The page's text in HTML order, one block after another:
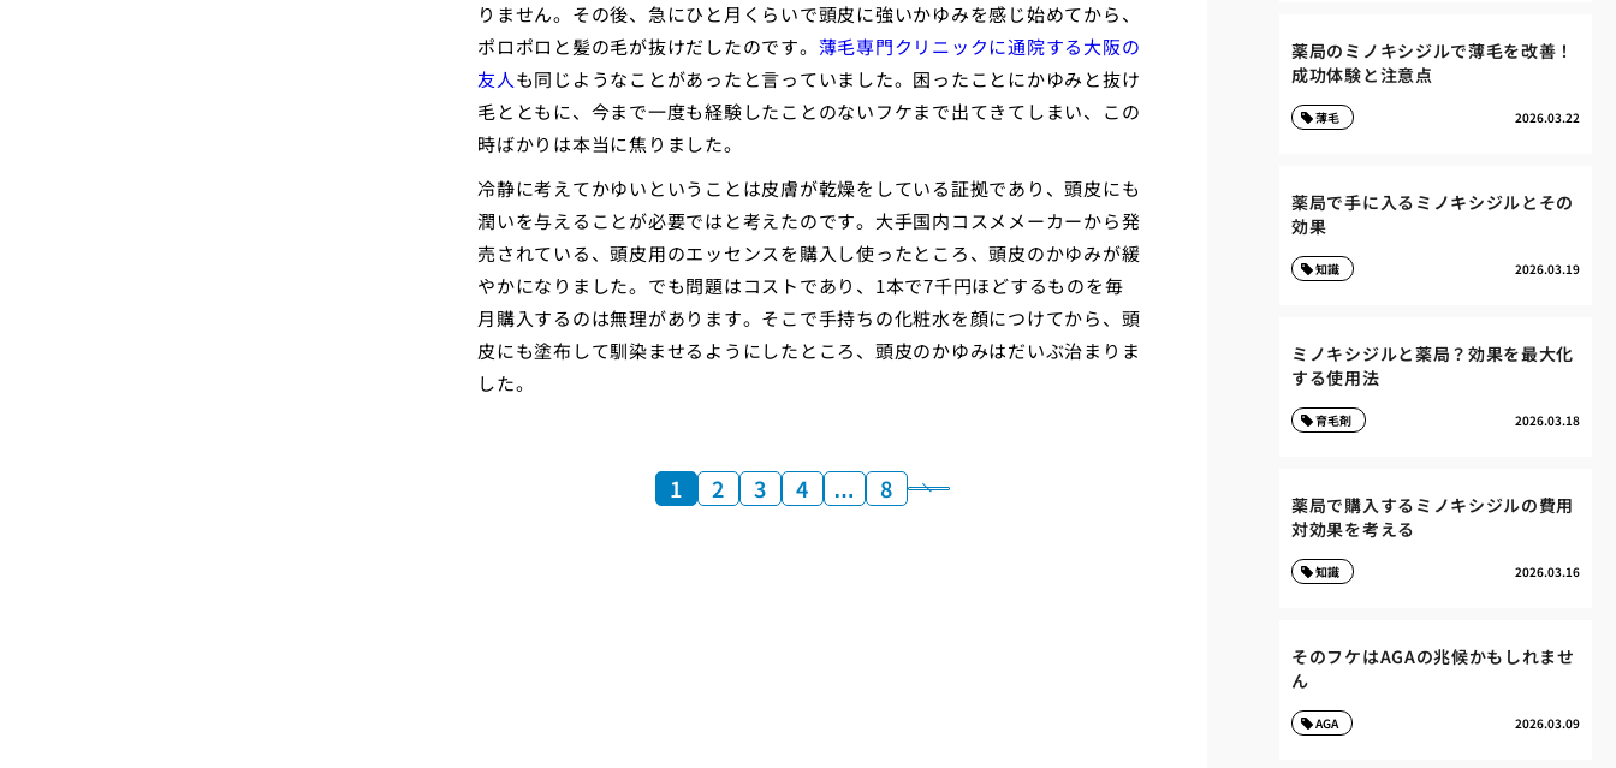
りません。その後、急にひと月くらいで頭皮に強いかゆみを感じ始めてから、
ポロポロと髪の毛が抜けだしたのです。 薄毛専門クリニックに通院する大阪の
友人も同じようなことがあったと言っていました。困ったことにかゆみと抜け
毛とともに、今まで一度も経験したことのないフケまで出てきてしまい、この
時ばかりは本当に焦りました。
冷静に考えてかゆいということは皮膚が乾燥をしている証拠であり、頭皮にも
潤いを与えることが必要ではと考えたのです。大手国内コスメメーカーから発
売されている、頭皮用のエッセンスを購入し使ったところ、頭皮のかゆみが緩
やかになりました。でも問題はコストであり、1本で7千円ほどするものを毎
月購入するのは無理があります。そこで手持ちの化粧水を顔につけてから、頭
皮にも塗布して馴染ませるようにしたところ、頭皮のかゆみはだいぶ治まりま
した。
1 2 3 4 … 8
薬局のミノキシジルで薄毛を改善！
成功体験と注意点
2026.03.22
薄毛
薬局で手に入るミノキシジルとその
効果
2026.03.19
知識
ミノキシジルと薬局？効果を最大化
する使用法
2026.03.18
育毛剤
薬局で購入するミノキシジルの費用
対効果を考える
2026.03.16
知識
そのフケはAGAの兆候かもしれませ
ん
2026.03.09
AGA